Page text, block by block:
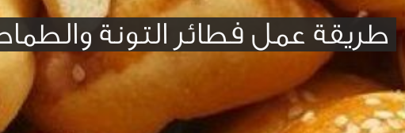
طريقة عمل فطائر التونة